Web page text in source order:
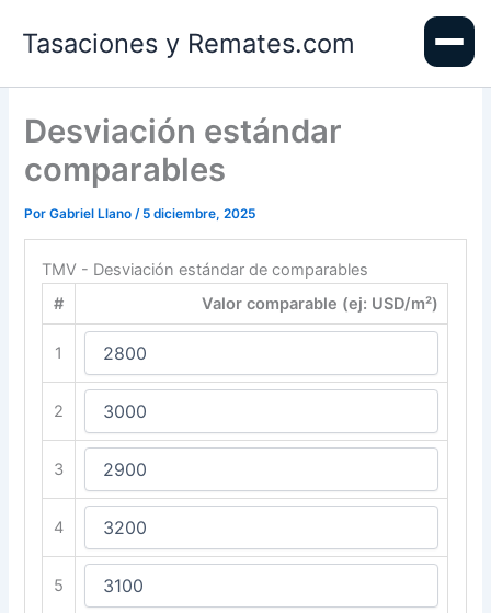
Tasaciones y Remates.com
Desviación estándar
comparables
PorGabriel Llano/ 5 diciembre, 2025
TMV - Desviación estándar de comparables
#
Valor comparable (ej: USD/m²)
1
2
3
4
5